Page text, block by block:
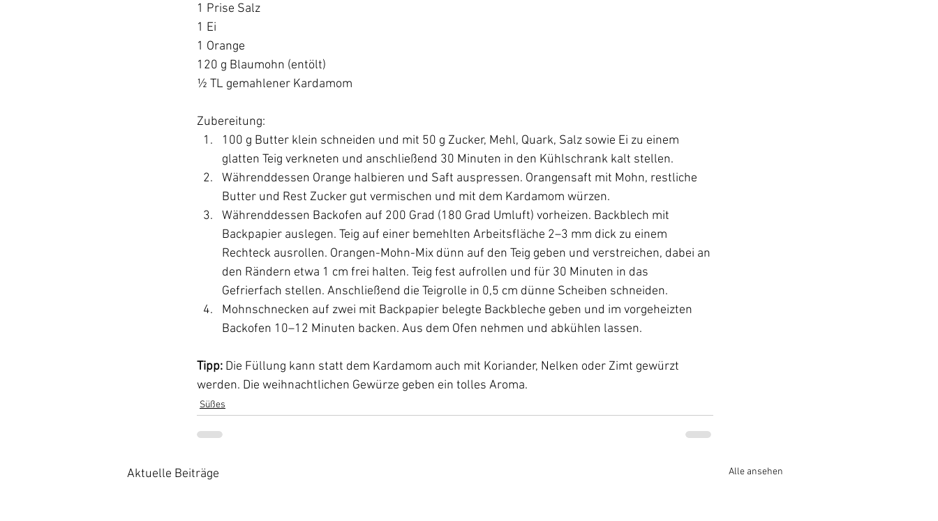
1 Prise Salz
1 Ei
1 Orange
120 g Blaumohn (entölt)
½ TL gemahlener Kardamom
Zubereitung:
100 g Butter klein schneiden und mit 50 g Zucker, Mehl, Quark, Salz sowie Ei zu einem
glatten Teig verkneten und anschließend 30 Minuten in den Kühlschrank kalt stellen.
Währenddessen Orange halbieren und Saft auspressen. Orangensaft mit Mohn, restliche
Butter und Rest Zucker gut vermischen und mit dem Kardamom würzen.
Währenddessen Backofen auf 200 Grad (180 Grad Umluft) vorheizen. Backblech mit
Backpapier auslegen. Teig auf einer bemehlten Arbeitsfläche 2–3 mm dick zu einem
Rechteck ausrollen. Orangen-Mohn-Mix dünn auf den Teig geben und verstreichen, dabei an
den Rändern etwa 1 cm frei halten. Teig fest aufrollen und für 30 Minuten in das
Gefrierfach stellen. Anschließend die Teigrolle in 0,5 cm dünne Scheiben schneiden.
Mohnschnecken auf zwei mit Backpapier belegte Backbleche geben und im vorgeheizten
Backofen 10–12 Minuten backen. Aus dem Ofen nehmen und abkühlen lassen.
Tipp: Die Füllung kann statt dem Kardamom auch mit Koriander, Nelken oder Zimt gewürzt
werden. Die weihnachtlichen Gewürze geben ein tolles Aroma.
Süßes
Aktuelle Beiträge Alle ansehen